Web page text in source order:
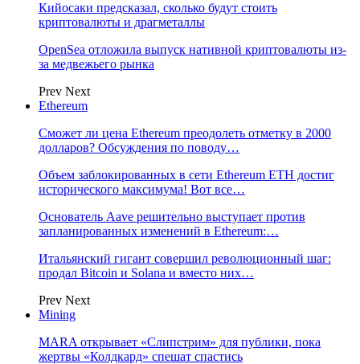
Кийосаки предсказал, сколько будут стоить
криптовалюты и драгметаллы
OpenSea отложила выпуск нативной криптовалюты из-
за медвежьего рынка
Prev Next
Ethereum
Сможет ли цена Ethereum преодолеть отметку в 2000
долларов? Обсуждения по поводу…
Объем заблокированных в сети Ethereum ETH достиг
исторического максимума! Вот все…
Основатель Aave решительно выступает против
запланированных изменений в Ethereum:…
Итальянский гигант совершил революционный шаг:
продал Bitcoin и Solana и вместо них…
Prev Next
Mining
MARA открывает «Слипстрим» для публики, пока
жертвы «Колдкард» спешат спастись